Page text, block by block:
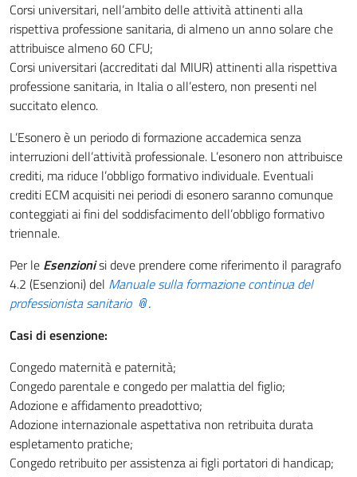
Corsi universitari, nell’ambito delle attività attinenti alla
rispettiva professione sanitaria, di almeno un anno solare che
attribuisce almeno 60 CFU;
Corsi universitari (accreditati dal MIUR) attinenti alla rispettiva
professione sanitaria, in Italia o all’estero, non presenti nel
succitato elenco.
L’Esonero è un periodo di formazione accademica senza
interruzioni dell’attività professionale. L’esonero non attribuisce
crediti, ma riduce l’obbligo formativo individuale. Eventuali
crediti ECM acquisiti nei periodi di esonero saranno comunque
conteggiati ai fini del soddisfacimento dell’obbligo formativo
triennale.
Per le Esenzionisi deve prendere come riferimento il paragrafo
4.2 (Esenzioni) del Manuale sulla formazione continua del
professionista sanitario
.
Casi di esenzione:
Congedo maternità e paternità;
Congedo parentale e congedo per malattia del figlio;
Adozione e affidamento preadottivo;
Adozione internazionale aspettativa non retribuita durata
espletamento pratiche;
Congedo retribuito per assistenza ai figli portatori di handicap;